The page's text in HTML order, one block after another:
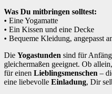
Was Du mitbringen solltest:
• Eine Yogamatte
• Ein Kissen und eine Decke
• Bequeme Kleidung, angepasst
Die Yogastunden sind für
gleichermaßen geeignet. Ob
für einen Lieblingsmenschen –
eine liebevolle Einladung, Dir